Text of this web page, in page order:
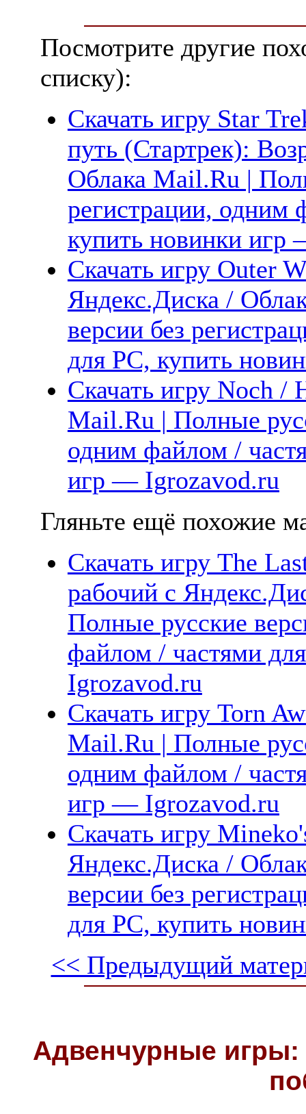
Посмотрите другие
списку):
Скачать игру Star
путь (Стартрек):
Облака Mail.Ru |
регистрации, одним
купить новинки
Скачать игру Outer
Яндекс.Диска /
версии без
для PC, купить
Скачать игру Noch /
Mail.Ru | Полные
одним файлом /
игр — Igrozavod.ru
Гляньте ещё похожие
Скачать игру The
рабочий с
Полные русские
файлом / частями
Igrozavod.ru
Скачать игру Torn
Mail.Ru | Полные
одним файлом /
игр — Igrozavod.ru
Скачать игру
Яндекс.Диска /
версии без
для PC, купить
<< Предыдущий
Адвенчурные